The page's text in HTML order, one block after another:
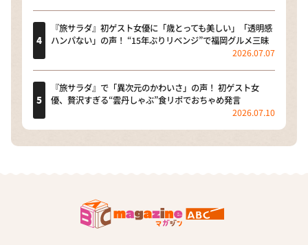
『旅サラダ』初ゲスト女優に「歳とっても美しい」「透明感
ハンパない」の声！ “15年ぶりリベンジ”で福岡グルメ三昧
2026.07.07
『旅サラダ』で「異次元のかわいさ」の声！ 初ゲスト女
優、贅沢すぎる“雲丹しゃぶ”食リポでおちゃめ発言
2026.07.10